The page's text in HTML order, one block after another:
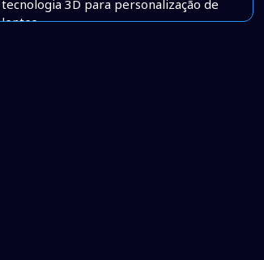
tecnologia 3D para personalização de
lentes